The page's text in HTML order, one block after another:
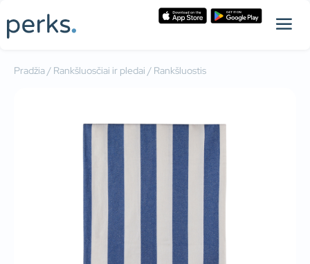
Pradžia/ Rankšluosčiai ir pledai / Rankšluostis